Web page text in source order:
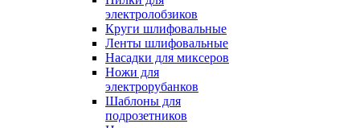
электролобзиков
Круги шлифовальные
Ленты шлифовальные
Насадки для миксеров
Ножи для
электрорубанков
Шаблоны для
подрозетников